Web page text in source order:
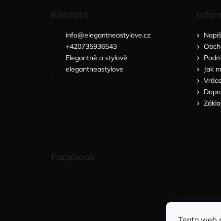
info@elegantneastylove.cz
+420735936543
Elegantně a stylově
elegantneastylove
Jak